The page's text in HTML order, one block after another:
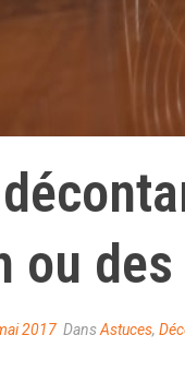
ou
2017 DansAstuces,